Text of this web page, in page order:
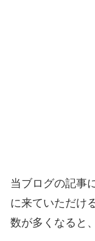
当ブログの記事
に来ていただけ
数が多くなると